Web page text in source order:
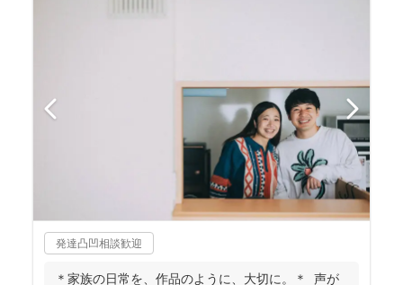
発達凸凹相談歓迎
＊家族の日常を、作品のように、大切に。＊ 声が